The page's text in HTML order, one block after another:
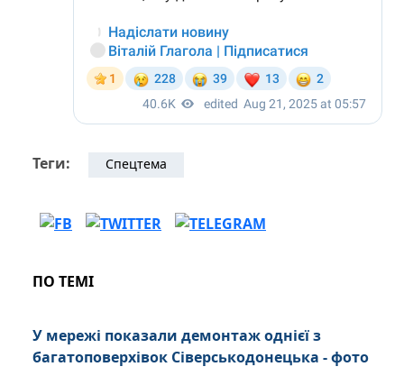
Теги: Спецтема
ПО ТЕМІ
У мережі показали демонтаж однієї з
багатоповерхівок Сіверськодонецька - фото